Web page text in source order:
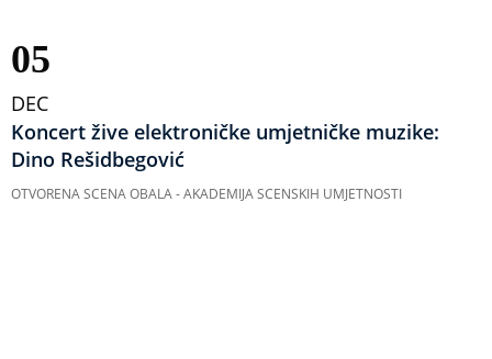
05
DEC
Koncert žive elektroničke umjetničke muzike:
Dino Rešidbegović
OTVORENA SCENA OBALA - AKADEMIJA SCENSKIH UMJETNOSTI